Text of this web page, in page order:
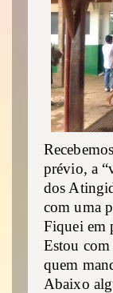
prévio, a
dos
com uma
Fiquei em
Estou com
quem
Abaixo